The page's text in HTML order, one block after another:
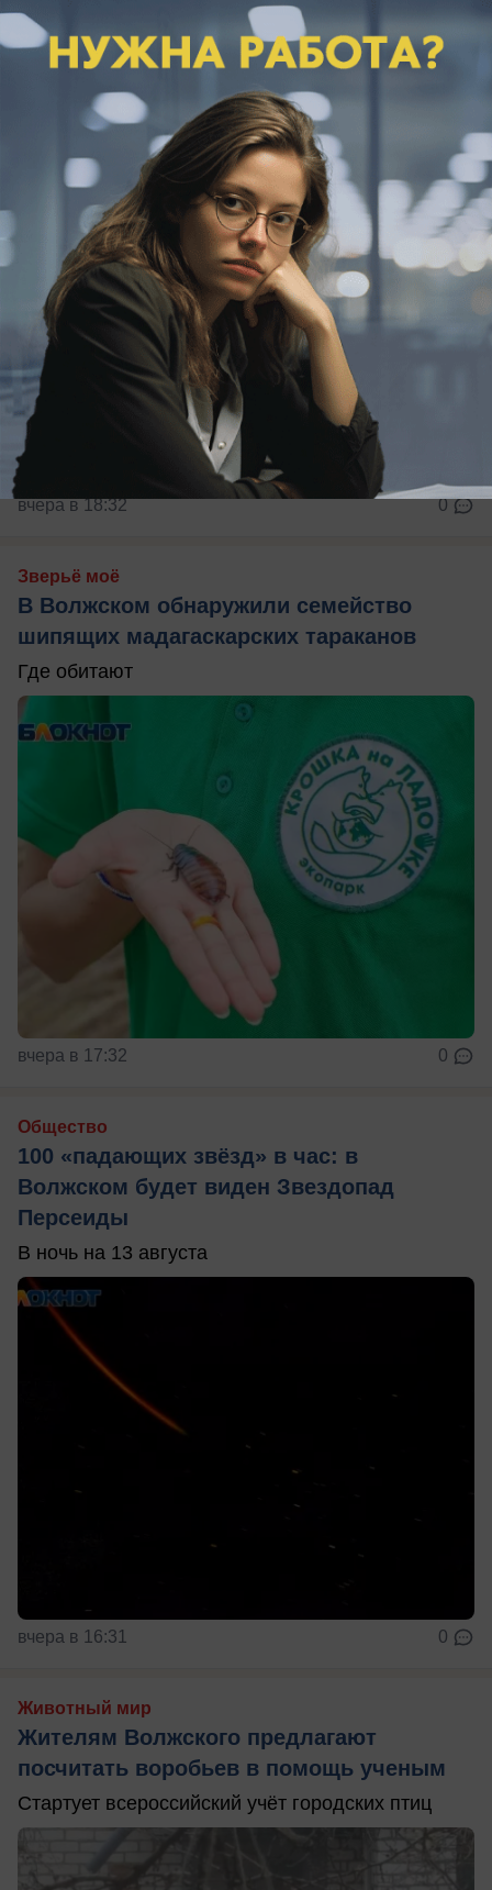
В Волжском амброзия захватила почти
50 тысяч гектаров: как бороться с
опасным сорняком-аллергеном
Не дает спокойно жить
вчера в 18:32 0
Зверьё моё
В Волжском обнаружили семейство
шипящих мадагаскарских тараканов
Где обитают
вчера в 17:32 0
Общество
100 «падающих звёзд» в час: в
Волжском будет виден Звездопад
Персеиды
В ночь на 13 августа
вчера в 16:31 0
Животный мир
Жителям Волжского предлагают
посчитать воробьев в помощь ученым
Стартует всероссийский учёт городских птиц